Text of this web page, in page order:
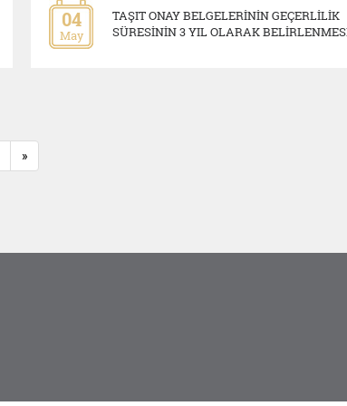
04
May
TAŞIT ONAY BELGELERİNİN GEÇERLİLİK
SÜRESİNİN 3 YIL OLARAK
»